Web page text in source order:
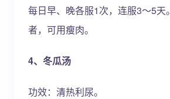
每日早、晚各服1次，连服3～5天
者，可用瘦肉。
4、冬瓜汤
功效：清热利尿。